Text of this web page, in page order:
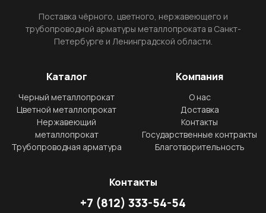
Поставка чёрного, цветного, нержавеющего и
трубопроводной арматуры металлопроката в Санкт-
Петербурге и Ленинградской области.
Каталог
Черный металлопрокат
Цветной металлопрокат
Нержавеющий
металлопрокат
Трубопроводная арматура
Компания
О нас
Доставка
Контакты
Государственные контракты
Благотворительность
Контакты
+7 (812) 333-54-54